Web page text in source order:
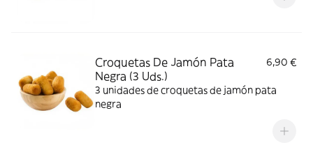
Croquetas De Jamón Pata
Negra (3 Uds.)
6,90 €
3 unidades de croquetas de jamón pata
negra